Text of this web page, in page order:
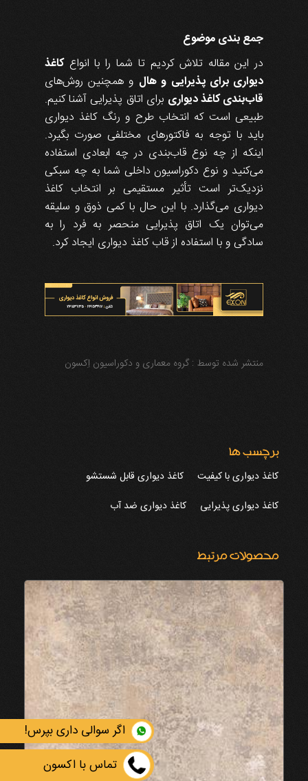
جمع بندی موضوع
در این مقاله تلاش کردیم تا شما را با انواعکاغذ
دیواری برای پذیرایی و هال و همچنین روش‌های
قاب‌بندی کاغذ دیواری برای اتاق پذیرایی آشنا کنیم.
طبیعی است که انتخاب طرح و رنگ کاغذ دیواری
باید با توجه به فاکتورهای مختلفی صورت بگیرد.
اینکه از چه نوع قاب‌بندی در چه ابعادی استفاده
می‌کنید و نوع دکوراسیون داخلی شما به چه سبکی
نزدیک‌تر است تأثیر مستقیمی بر انتخاب کاغذ
دیواری می‌گذارد. با این حال با کمی ذوق و سلیقه
می‌توان یک اتاق پذیرایی منحصر به فرد را به
سادگی و با استفاده از قاب کاغذ دیواری ایجاد کرد.
منتشر شده توسط : گروه معماری و دکوراسیون اِکسون
برچسب ها
کاغذ دیواری با کیفیت
کاغذ دیواری قابل شستشو
کاغذ دیواری پذیرایی
کاغذ دیواری ضد آب
محصولات مرتبط
تماس با اکسون
اگر سوالی داری بپرس!